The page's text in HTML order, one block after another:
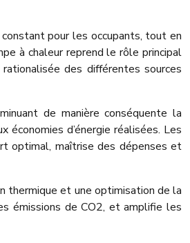
pour les occupants, tout en
à chaleur reprend le rôle principal
des différentes sources
de manière conséquente la
d’énergie réalisées. Les
optimal, maîtrise des dépenses et
thermique et une optimisation de la
émissions de CO2, et amplifie les